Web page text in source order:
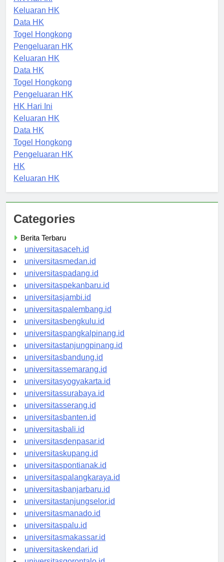
HK Hari Ini
Keluaran HK
Data HK
Togel Hongkong
Pengeluaran HK
Keluaran HK
Data HK
Togel Hongkong
Pengeluaran HK
HK Hari Ini
Keluaran HK
Data HK
Togel Hongkong
Pengeluaran HK
HK
Categories
Berita Terbaru
universitasaceh.id
universitasmedan.id
universitaspadang.id
universitaspekanbaru.id
universitasjambi.id
universitaspalembang.id
universitasbengkulu.id
universitaspangkalpinang.id
universitastanjungpinang.id
universitasbandung.id
universitassemarang.id
universitasyogyakarta.id
universitassurabaya.id
universitasserang.id
universitasbanten.id
universitasbali.id
universitasdenpasar.id
universitaskupang.id
universitaspontianak.id
universitaspalangkaraya.id
universitasbanjarbaru.id
universitastanjungselor.id
universitasmanado.id
universitaspalu.id
universitasmakassar.id
universitaskendari.id